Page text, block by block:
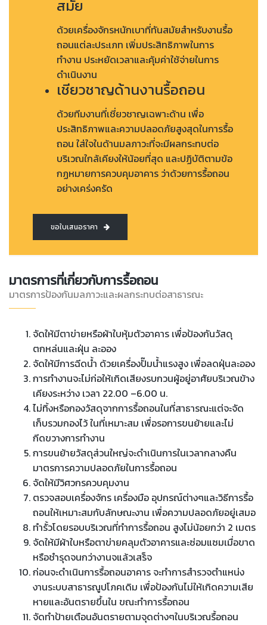
สมัย
ด้วยเครื่องจักรหนักเบาที่ทันสมัยสำหรับงานรื้อ
ถอนแต่ละประเภท เพิ่มประสิทธิภาพในการ
ทำงาน ประหยัดเวลาและคุ้มค่าใช้จ่ายในการ
ดำเนินงาน
เชียวชาญด้านงานรื้อถอน
ด้วยทีมงานที่เชี่ยวชาญเฉพาะด้าน เพื่อ
ประสิทธิภาพและความปลอดภัยสูงสุดในการรื้อ
ถอน ใส่ใจในด้านมลภาวะที่จะมีผลกระทบต่อ
บริเวณใกล้เคียงให้น้อยที่สุด และปฏิบัติตามข้อ
กฏหมายการควบคุมอาคาร ว่าด้วยการรื้อถอน
อย่างเคร่งครัด
ขอใบเสนอราคา
มาตรการที่เกี่ยวกับการรื้อถอน
มาตรการป้องกันมลภาวะและผลกระทบต่อสาธารณะ
จัดให้มีตาข่ายหรือผ้าใบหุ้มตัวอาคาร เพื่อป้องกันวัสดุ
ตกหล่นและฝุ่น ละออง
จัดให้มีการฉีดน้ำ ด้วยเครื่องปั๊มน้ำแรงสูง เพื่อลดฝุ่นละออง
การทำงานจะไม่ก่อให้เกิดเสียงรบกวนผู้อยู่อาศัยบริเวณข้าง
เคียงระหว่าง เวลา 22.00 –6.00 น.
ไม่ทิ้งหรือกองวัสดุจากการรื้อถอนในที่สาธารณะแต่จะจัด
เก็บรวมกองไว้ ในที่เหมาะสม เพื่อรอการขนย้ายและไม่
กีดขวางการทำงาน
การขนย้ายวัสดุส่วนใหญ่จะดำเนินการในเวลากลางคืน
มาตรการความปลอดภัยในการรื้อถอน
จัดให้มีวิศวกรควบคุมงาน
ตรวจสอบเครื่องจักร เครื่องมือ อุปกรณ์ต่างๆและวิธีการรื้อ
ถอนให้เหมาะสมกับลักษณะงาน เพื่อความปลอดภัยอยู่เสมอ
ทำรั้วโดยรอบบริเวณที่ทำการรื้อถอน สูงไม่น้อยกว่า 2 เมตร
จัดให้มีผ้าใบหรือตาข่ายคลุมตัวอาคารและซ่อมแซมเมื่อขาด
หรือชำรุดจนกว่างานจแล้วเสร็จ
ก่อนจะดำเนินการรื้อถอนอาคาร จะทำการสำรวจตำแหน่ง
งานระบบสาธารณูปโภคเดิม เพื่อป้องกันไม่ให้เกิดความเสีย
หายและอันตรายขึ้นใน ขณะทำการรื้อถอน
จัดทำป้ายเตือนอันตรายตามจุดต่างๆในบริเวณรื้อถอน